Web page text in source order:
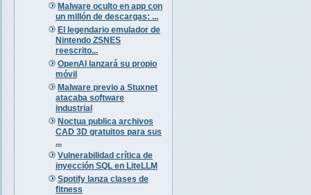
Malware oculto en app con
un millón de descargas: ...
El legendario emulador de
Nintendo ZSNES
reescrito...
OpenAI lanzará su propio
móvil
Malware previo a Stuxnet
atacaba software
industrial
Noctua publica archivos
CAD 3D gratuitos para sus
...
Vulnerabilidad crítica de
inyección SQL en LiteLLM
Spotify lanza clases de
fitness